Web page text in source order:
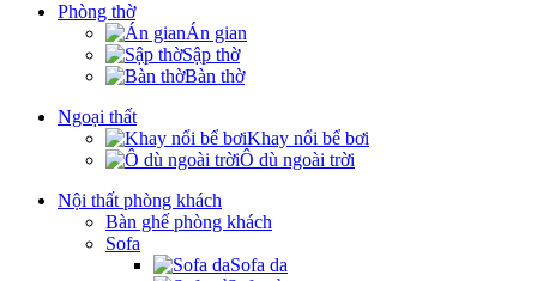
Phòng thờ
Án gian
Sập thờ
Bàn thờ
Ngoại thất
Khay nổi bể bơi
Ô dù ngoài trời
Nội thất phòng khách
Bàn ghế phòng khách
Sofa
Sofa da